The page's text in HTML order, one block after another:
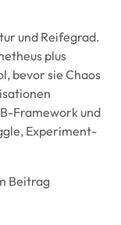
und Reifegrad.
plus
bevor sie Chaos
Framework und
Experiment-
Beitrag